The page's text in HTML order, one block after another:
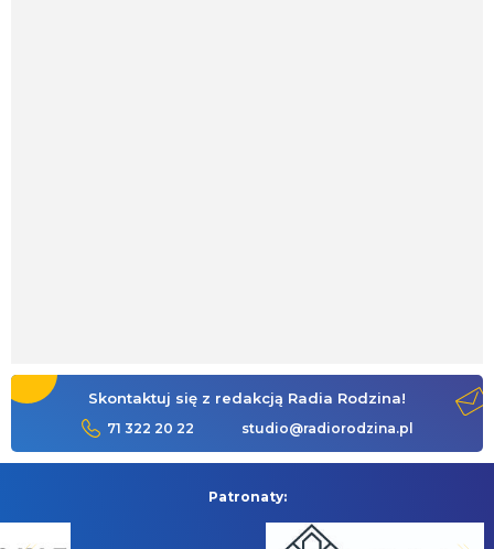
Skontaktuj się z redakcją Radia Rodzina!
71 322 20 22 studio@radiorodzina.pl
Patronaty: